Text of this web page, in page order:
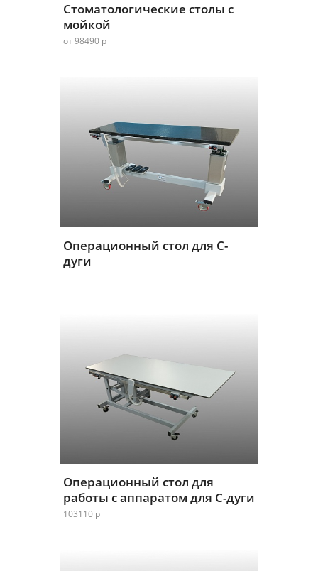
Стоматологические столы с
мойкой
от 98490 р
Операционный стол для С-
дуги
Операционный стол для
работы с аппаратом для С-дуги
103110 р